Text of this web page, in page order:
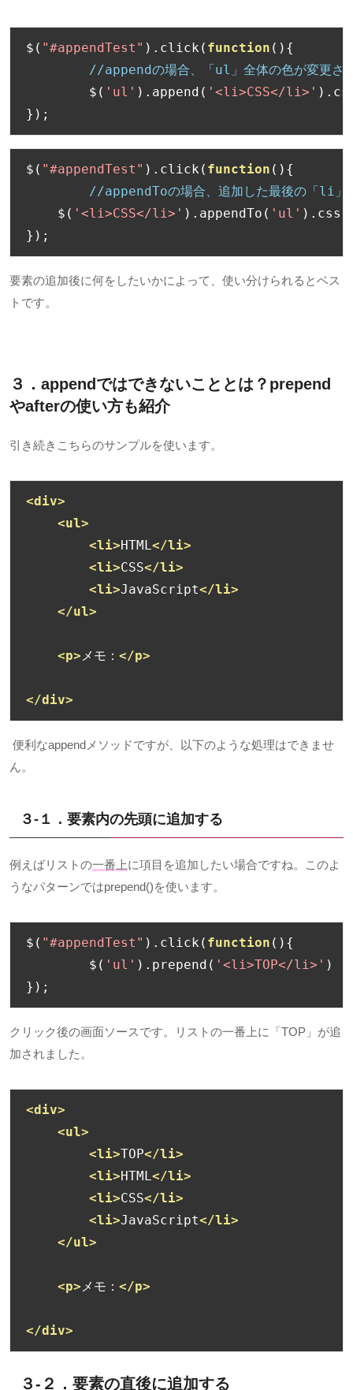
$ ( "#appendTest" ). click ( function (){
//appendの場合、「ul」全体の色が変更さ
	$
( 'ul' ). append ( '<li>CSS</li>' ).
});
$ ( "#appendTest" ). click ( function (){
//appendToの場合、追加した最後の「li」
    $
( '<li>CSS</li>' ). appendTo ( 'ul' ). css
});
要素の追加後に何をしたいかによって、使い分けられるとベス
トです。
３． appendではできないこととは？ prepend
やafterの使い方も紹介
引き続きこちらのサンプルを使います。
<div>
<ul>
<li>HTML</li>
<li>CSS</li>
<li>JavaScript</li>
</ul>
<p>メモ： </p>
</div>
便利なappendメソッドですが、以下のような処理はできませ
ん。
３-１．要素内の先頭に追加する
例えばリストの一番上に項目を追加したい場合ですね。このよ
うなパターンではprepend()を使います。
$ ( "#appendTest" ). click ( function (){
	$
( 'ul' ). prepend ( '<li>TOP</li>' )
});
クリック後の画面ソースです。リストの一番上に「 TOP 」が追
加されました。
<div>
<ul>
<li>TOP</li>
<li>HTML</li>
<li>CSS</li>
<li>JavaScript</li>
</ul>
<p>メモ： </p>
</div>
３-２．要素の直後に追加する